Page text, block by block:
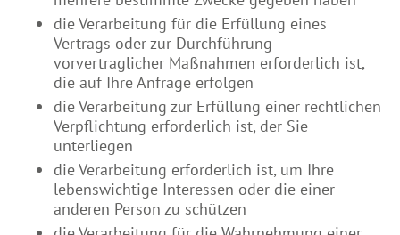
die Verarbeitung für die Erfüllung eines
Vertrags oder zur Durchführung
vorvertraglicher Maßnahmen erforderlich ist,
die auf Ihre Anfrage erfolgen
die Verarbeitung zur Erfüllung einer rechtlichen
Verpflichtung erforderlich ist, der Sie
unterliegen
die Verarbeitung erforderlich ist, um Ihre
lebenswichtige Interessen oder die einer
anderen Person zu schützen